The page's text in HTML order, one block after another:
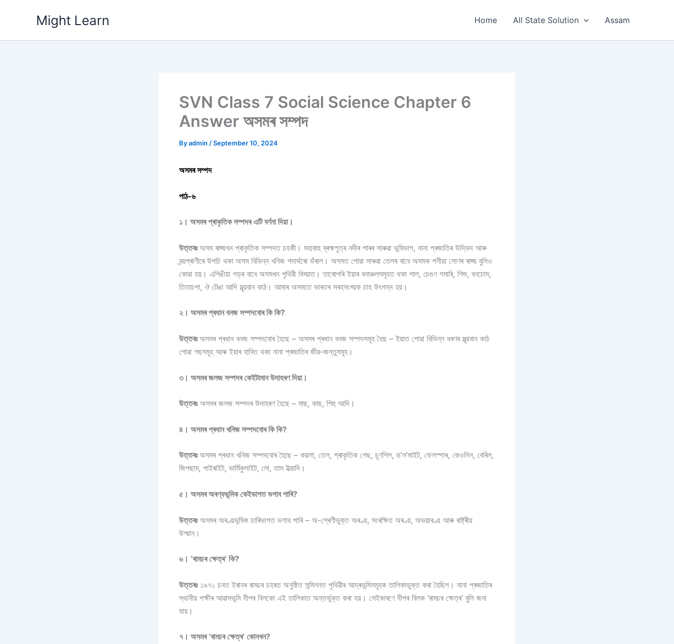
Might Learn Home All State Solution Assam
SVN Class 7 Social Science Chapter 6
Answer অসমৰ সম্পদ
Byadmin /September 10, 2024
অসমৰ সম্পদ
পাঠ-৬
১। অসমৰ প্ৰাকৃতিক সম্পদৰ এটি বৰ্ণনা দিয়া।
উত্তৰঃঅসম ৰাজ্য়খন প্ৰাকৃতিক সম্পদত চহকী। মহাবাহু ব্ৰহ্মপুত্ৰ নদীৰ পাৰৰ সাৰুৱা ভূমিভাগ, নানা প্ৰজাতিৰ উদ্ভিদ আৰু
বন্য়প্ৰাণীৰে উপচি থকা অসম বিভিন্ন খনিজ পদাৰ্থৰো ভঁৰাল। অসমত পোৱা সাৰুৱা তেলৰ বাবে অসমক পনীয়া সোণৰ ৰাজ্য় বুলিও
কোৱা হয়। এশিঙীয়া গড়ৰ বাবে অসমখন পৃথিৱী বিখ্য়াত। তাৰোপৰি ইয়াৰ বনাঞ্চলসমূহত থকা শাল, চেগুণ গমাৰি, শিশু, বনচোম,
তিতাচপা, ঔ টেঙা আদি মূল্য়বান কাঠ। আমাৰ অসমতে ভাৰতৰ সৰহসংখ্য়ক চাহ উৎপন্ন হয়।
২। অসমৰ প্ৰধান বনজ সম্পদবোৰ কি কি?
উত্তৰঃঅসমৰ প্ৰধান বনজ সম্পদবোৰ হৈছে – অসমৰ প্ৰধান বনজ সম্পদসমূহ হৈছ – ইয়াত পোৱা বিভিন্ন ধৰণৰ মূল্য়বান কাঠ
পোৱা গছসমূহ আৰু ইয়াৰ হাবিত থকা নানা প্ৰজাতিৰ জীৱ-জন্তুসমূহ।
৩। অসমৰ জলজ সম্পদৰ কেইটামান উদাহৰণ দিয়া।
উত্তৰঃঅসমৰ জলজ সম্পদৰ উদাহৰণ হৈছে – মাছ, কাছ, শিহু আদি।
৪। অসমৰ প্ৰধান খনিজ সম্পদবোৰ কি কি?
উত্তৰঃঅসমৰ প্ৰধান খনিজ সম্পদবোৰ হৈছে – কয়লা, তেল, প্ৰাকৃতিক গেছ, চূণশিল, ড’ল’মাইট, ফেলস্পাৰ, কেওলিন, বেৰিল,
জিপছাম, পাইৰাইট, ভাৰ্মিকুলাইট, লো, তাম ইত্য়াদি।
৫। অসমৰ অৰণ্যভূমিক কেইভাগত ভগাব পাৰি?
উত্তৰঃঅসমৰ অৰণ্য়ভূমিক চাৰিভাগত ভগাব পাৰি – অ-শ্ৰেণীভুক্ত অৰণ্য়, সংৰক্ষিত অৰণ্য়, অভয়াৰণ্য় আৰু ৰাষ্ট্ৰীয়
উদ্য়ান।
৬। ‘ৰামচৰ ক্ষেত্ৰ’ কি?
উত্তৰঃ১৯৭১ চনত ইৰানৰ ৰামচৰ চহৰত অনুষ্ঠিত সন্মিলনত পৃথিৱীৰ আদ্ৰভূমিসমূহক তালিকাভুক্ত কৰা হৈছিল। নানা প্ৰজাতিৰ
স্থানীয় পক্ষীৰ আৱাসভূমি দীপৰ বিলকো এই তালিকাত অন্তৰ্ভুক্ত কৰা হয়। সেইকাৰণে দীপৰ বিলক ‘ৰামচৰ ক্ষেত্ৰ’ বুলি জনা
যায়।
৭। অসমৰ ‘ৰামচৰ ক্ষেত্ৰ’ কোনখন?